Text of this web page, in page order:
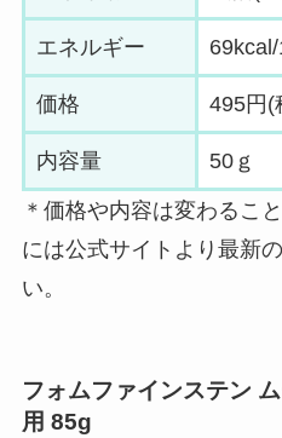
エネルギー
価格 495円(
内容量 50ｇ
＊価格や内容は変わるこ
には公式サイトより最新
い。
フォムファインステン
用 85g